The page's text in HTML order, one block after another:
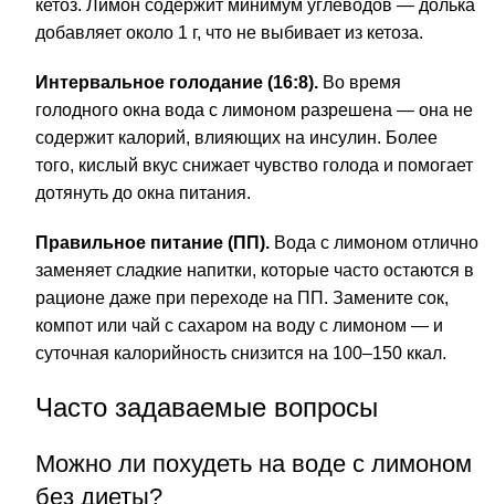
кетоз. Лимон содержит минимум углеводов — долька
добавляет около 1 г, что не выбивает из кетоза.
Интервальное голодание (16:8). Во время
голодного окна вода с лимоном разрешена — она не
содержит калорий, влияющих на инсулин. Более
того, кислый вкус снижает чувство голода и помогает
дотянуть до окна питания.
Правильное питание (ПП). Вода с лимоном отлично
заменяет сладкие напитки, которые часто остаются в
рационе даже при переходе на ПП. Замените сок,
компот или чай с сахаром на воду с лимоном — и
суточная калорийность снизится на 100–150 ккал.
Часто задаваемые вопросы
Можно ли похудеть на воде с лимоном
без диеты?